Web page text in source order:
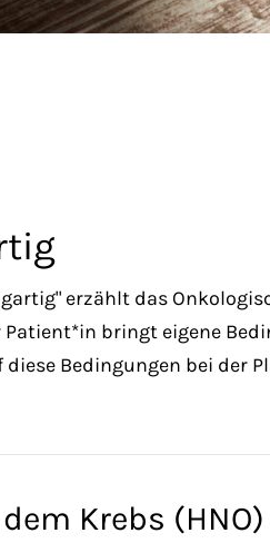
erzählt das
bringt eigene
Bedingungen bei der
Krebs (HNO)